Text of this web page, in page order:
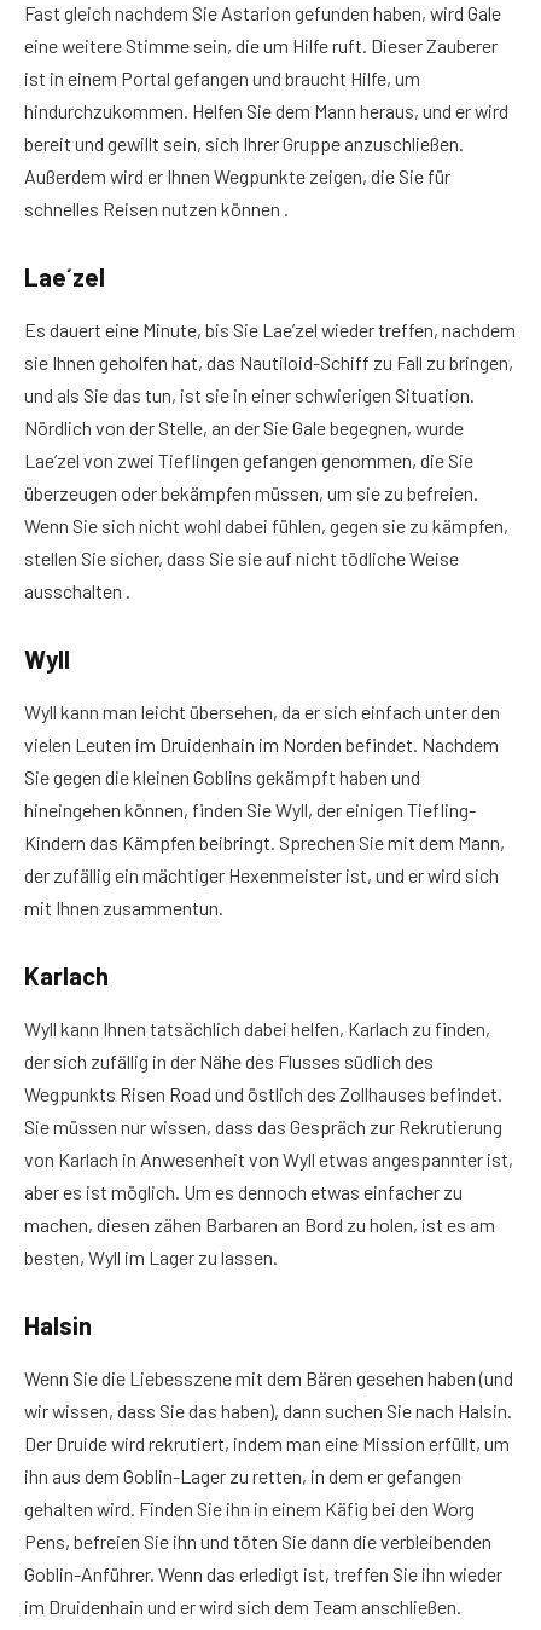
Fast gleich nachdem Sie Astarion gefunden haben, wird Gale
eine weitere Stimme sein, die um Hilfe ruft. Dieser Zauberer
ist in einem Portal gefangen und braucht Hilfe, um
hindurchzukommen. Helfen Sie dem Mann heraus, und er wird
bereit und gewillt sein, sich Ihrer Gruppe anzuschließen.
Außerdem wird er Ihnen Wegpunkte zeigen, die Sie für
schnelles Reisen nutzen können .
Lae´zel
Es dauert eine Minute, bis Sie Lae’zel wieder treffen, nachdem
sie Ihnen geholfen hat, das Nautiloid-Schiff zu Fall zu bringen,
und als Sie das tun, ist sie in einer schwierigen Situation.
Nördlich von der Stelle, an der Sie Gale begegnen, wurde
Lae’zel von zwei Tieflingen gefangen genommen, die Sie
überzeugen oder bekämpfen müssen, um sie zu befreien.
Wenn Sie sich nicht wohl dabei fühlen, gegen sie zu kämpfen,
stellen Sie sicher, dass Sie sie auf nicht tödliche Weise
ausschalten .
Wyll
Wyll kann man leicht übersehen, da er sich einfach unter den
vielen Leuten im Druidenhain im Norden befindet. Nachdem
Sie gegen die kleinen Goblins gekämpft haben und
hineingehen können, finden Sie Wyll, der einigen Tiefling-
Kindern das Kämpfen beibringt. Sprechen Sie mit dem Mann,
der zufällig ein mächtiger Hexenmeister ist, und er wird sich
mit Ihnen zusammentun.
Karlach
Wyll kann Ihnen tatsächlich dabei helfen, Karlach zu finden,
der sich zufällig in der Nähe des Flusses südlich des
Wegpunkts Risen Road und östlich des Zollhauses befindet.
Sie müssen nur wissen, dass das Gespräch zur Rekrutierung
von Karlach in Anwesenheit von Wyll etwas angespannter ist,
aber es ist möglich. Um es dennoch etwas einfacher zu
machen, diesen zähen Barbaren an Bord zu holen, ist es am
besten, Wyll im Lager zu lassen.
Halsin
Wenn Sie die Liebesszene mit dem Bären gesehen haben (und
wir wissen, dass Sie das haben), dann suchen Sie nach Halsin.
Der Druide wird rekrutiert, indem man eine Mission erfüllt, um
ihn aus dem Goblin-Lager zu retten, in dem er gefangen
gehalten wird. Finden Sie ihn in einem Käfig bei den Worg
Pens, befreien Sie ihn und töten Sie dann die verbleibenden
Goblin-Anführer. Wenn das erledigt ist, treffen Sie ihn wieder
im Druidenhain und er wird sich dem Team anschließen.